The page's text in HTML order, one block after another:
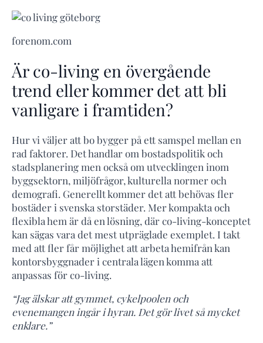
forenom.com
Är co-living en övergående
trend eller kommer det att bli
vanligare i framtiden?
Hur vi väljer att bo bygger på ett samspel mellan en
rad faktorer. Det handlar om bostadspolitik och
stadsplanering men också om utvecklingen inom
byggsektorn, miljöfrågor, kulturella normer och
demografi. Generellt kommer det att behövas fler
bostäder i svenska storstäder. Mer kompakta och
flexibla hem är då en lösning, där co-living-konceptet
kan sägas vara det mest utpräglade exemplet. I takt
med att fler får möjlighet att arbeta hemifrån kan
kontorsbyggnader i centrala lägen komma att
anpassas för co-living.
“Jag älskar att gymmet, cykelpoolen och
evenemangen ingår i hyran. Det gör livet så mycket
enklare.”